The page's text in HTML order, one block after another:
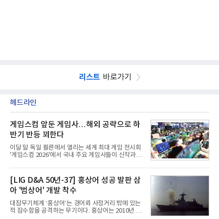
리스트 바로가기
헤드라인
게임스컴 앞둔 게임사…해외 공략으로 하
반기 반등 꾀한다
이달 말 독일 쾰른에서 열리는 세계 최대 게임 전시회
'게임스컴 2026'에서 국내 주요 게임사들이 신작과 글
체별로 엇갈린 가운데 하반기 신작 흥행과 해외 시장
성과가 실적을 좌우할 핵심 변수로 떠오르고 있다.8일
업계에 따르면 올해 상반기 게임업계는 기업별 성적
표가 크게 갈렸다. 대표적으로 크래프톤은 'PUBG: 배
틀그라운드'의 안정적인 성장에 힘입어 상반기 연결
기준 매출 2조6616억원, 영업이익 9725억원으로 역
대 최대 실적을 기록했다. 엔씨도 올해 출시한 '아이온
[LIG D&A 50년-37] 홍상어 성공 발판 삼
아 '범상어' 개발 착수
대잠무기체계 ‘홍상어’는 경어뢰 사정거리 밖에 있는
적 잠수함을 공격하는 무기이다. 홍상어는 2010년 넥